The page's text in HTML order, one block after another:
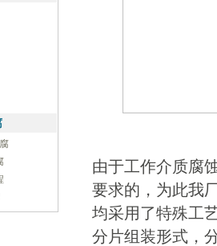
由于工作介质腐
要求的，为此我
均采用了特殊工
分片组装形式，